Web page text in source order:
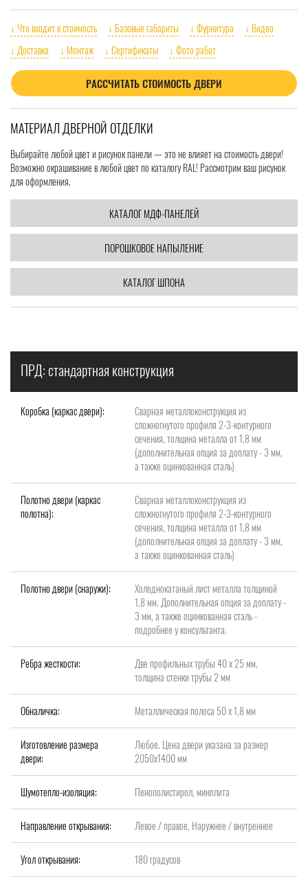
↓ Что входит в стоимость ↓ Базовые габариты ↓ Фурнитура
↓ Видео
↓ Доставка
↓ Монтаж ↓ Сертификаты ↓ Фото работ
РАССЧИТАТЬ СТОИМОСТЬ ДВЕРИ
МАТЕРИАЛ ДВЕРНОЙ ОТДЕЛКИ
Выбирайте любой цвет и рисунок панели — это не влияет на стоимость двери!
Возможно окрашивание в любой цвет по каталогу RAL! Рассмотрим ваш рисунок
для оформления.
КАТАЛОГ МДФ-ПАНЕЛЕЙ
ПОРОШКОВОЕ НАПЫЛЕНИЕ
КАТАЛОГ ШПОНА
ПРД: стандартная конструкция
Коробка (каркас двери):
Сварная металлоконструкция из
сложногнутого профиля 2-3-контурного
сечения, толщина металла от 1,8 мм
(дополнительная опция за доплату - 3 мм,
а также оцинкованная сталь)
Полотно двери (каркас
полотна):
Сварная металлоконструкция из
сложногнутого профиля 2-3-контурного
сечения, толщина металла от 1,8 мм
(дополнительная опция за доплату - 3 мм,
а также оцинкованная сталь)
Полотно двери (снаружи):
Холоднокатаный лист металла толщиной
1,8 мм. Дополнительная опция за доплату -
3 мм, а также оцинкованная сталь -
подробнее у консультанта.
Ребра жесткости:
Две профильных трубы 40 х 25 мм,
толщина стенки трубы 2 мм
Обналичка: Металлическая полоса 50 х 1,8 мм
Изготовление размера
двери:
Любое. Цена двери указана за размер
2050х1400 мм
Шумотепло-изоляция: Пенополистирол, минплита
Направление открывания: Левое / правое, Наружнее / внутреннее
Угол открывания: 180 градусов